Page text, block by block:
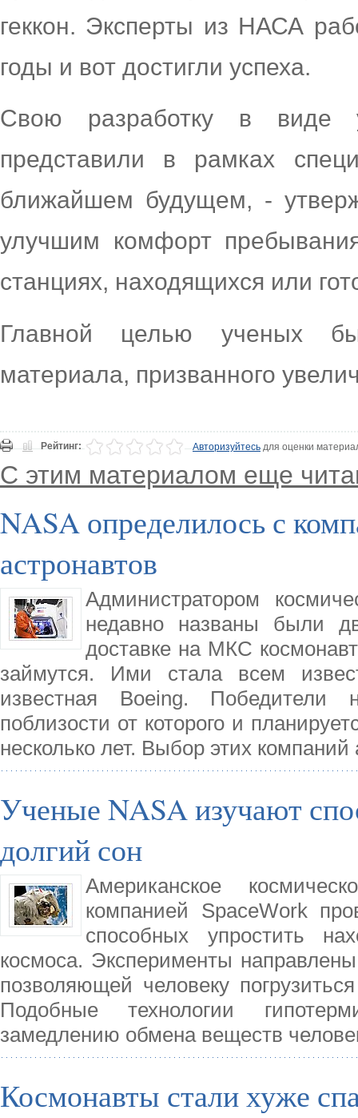
геккон. Эксперты из НАСА
годы и вот достигли успеха.
Свою разработку в виде
представили в рамках
ближайшем будущем, -
улучшим комфорт
станциях, находящихся или
Главной целью ученых
материала, призванного
Рейтинг: Авторизуйтесьдля оценки
С этим материалом еще
NASA определилось с
астронавтов
Администратором
недавно названы были
доставке на МКС
займутся. Ими стала всем
известная Boeing.
поблизости от которого и
несколько лет. Выбор этих
Ученые NASA изучают
долгий сон
Американское
компанией SpaceWork
способных упростить
космоса. Эксперименты
позволяющей человеку
Подобные технологии
замедлению обмена веществ
Космонавты стали хуже